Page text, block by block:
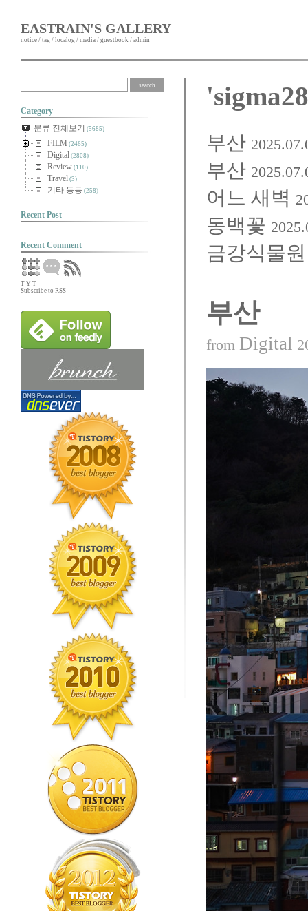
EASTRAIN'S GALLERY
notice / tag / localog / media / guestbook / admin
Category
분류 전체보기 (5685)
FILM (2465)
Digital (2808)
Review (110)
Travel (3)
기타 등등 (258)
Recent Post
Recent Comment
T Y T
Subscribe to RSS
부산
부산
어느 새벽
동백꽃
금강식물원
부산
from Digital